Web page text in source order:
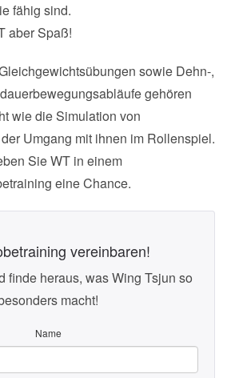
fähig sind.
aber Spaß!
sowie Dehn-,
gehören
wie die Simulation von
Umgang mit ihnen im Rollenspiel.
Sie WT in einem
eine Chance.
vereinbaren!
finde heraus, was Wing Tsjun so
macht!
Name